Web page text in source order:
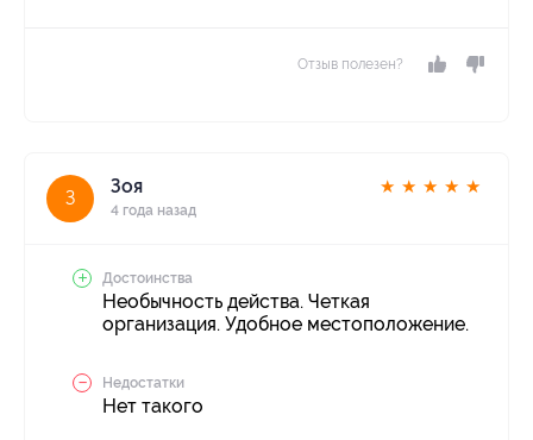
Отзыв полезен?
З
Зоя
4 года назад
★ ★ ★ ★ ★
Достоинства
Необычность действа. Четкая
организация. Удобное местоположение.
Недостатки
Нет такого